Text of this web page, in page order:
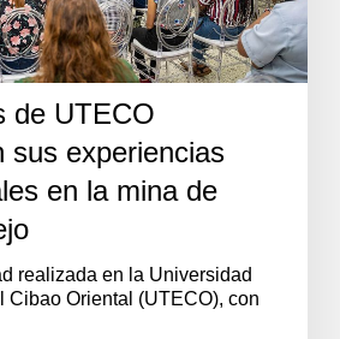
de UTECO
sus experiencias
en la mina de
realizada en la Universidad
Cibao Oriental (UTECO), con